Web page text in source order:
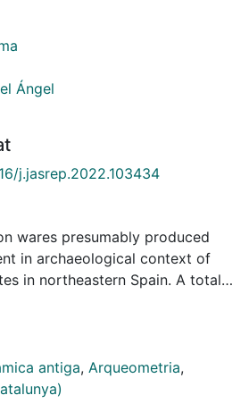
Ángel
j.jasrep.2022.103434
wares presumably produced
in archaeological context of
in northeastern Spain. A total
from four settlements in the
were characterized through a
analytical techniques (OM,
the aim of investigating their
antiga, Arqueometria,